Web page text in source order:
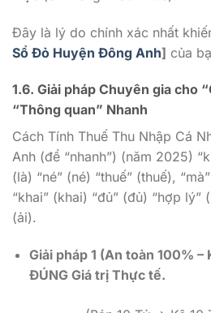
Đây là lý do chính xác nhất
Sổ Đỏ Huyện Đông Anh] của
1.6. Giải pháp Chuyên gia cho
“Thông quan” Nhanh
Cách Tính Thuế Thu Nhập Cá
Anh (để “nhanh”) (năm 2025)
(là) “né” (né) “thuế” (thuế),
“khai” (khai) “đủ” (đủ) “hợp lý”
(ải).
Giải pháp 1 (An toàn 100%
ĐÚNG Giá trị Thực tế.